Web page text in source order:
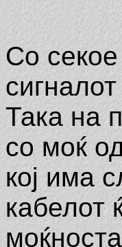
Со
Така на
со моќ
кој има
кабелот